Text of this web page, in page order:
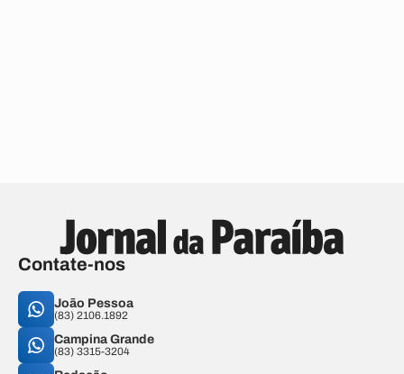
Contate-nos
João Pessoa
(83) 2106.1892
Campina Grande
(83) 3315-3204